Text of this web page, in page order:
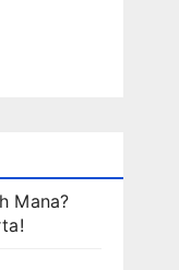
Mana?